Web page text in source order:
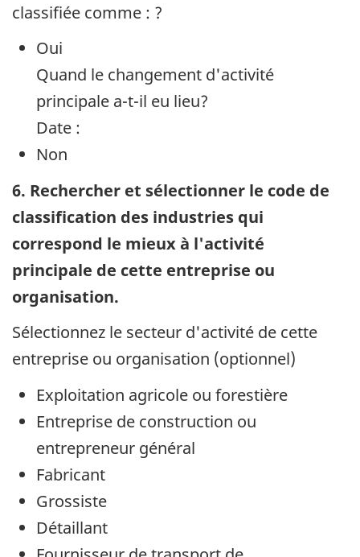
classifiée comme : ?
Oui
Quand le changement d'activité
principale a-t-il eu lieu?
Date :
Non
6. Rechercher et sélectionner le code de
classification des industries qui
correspond le mieux à l'activité
principale de cette entreprise ou
organisation.
Sélectionnez le secteur d'activité de cette
entreprise ou organisation (optionnel)
Exploitation agricole ou forestière
Entreprise de construction ou
entrepreneur général
Fabricant
Grossiste
Détaillant